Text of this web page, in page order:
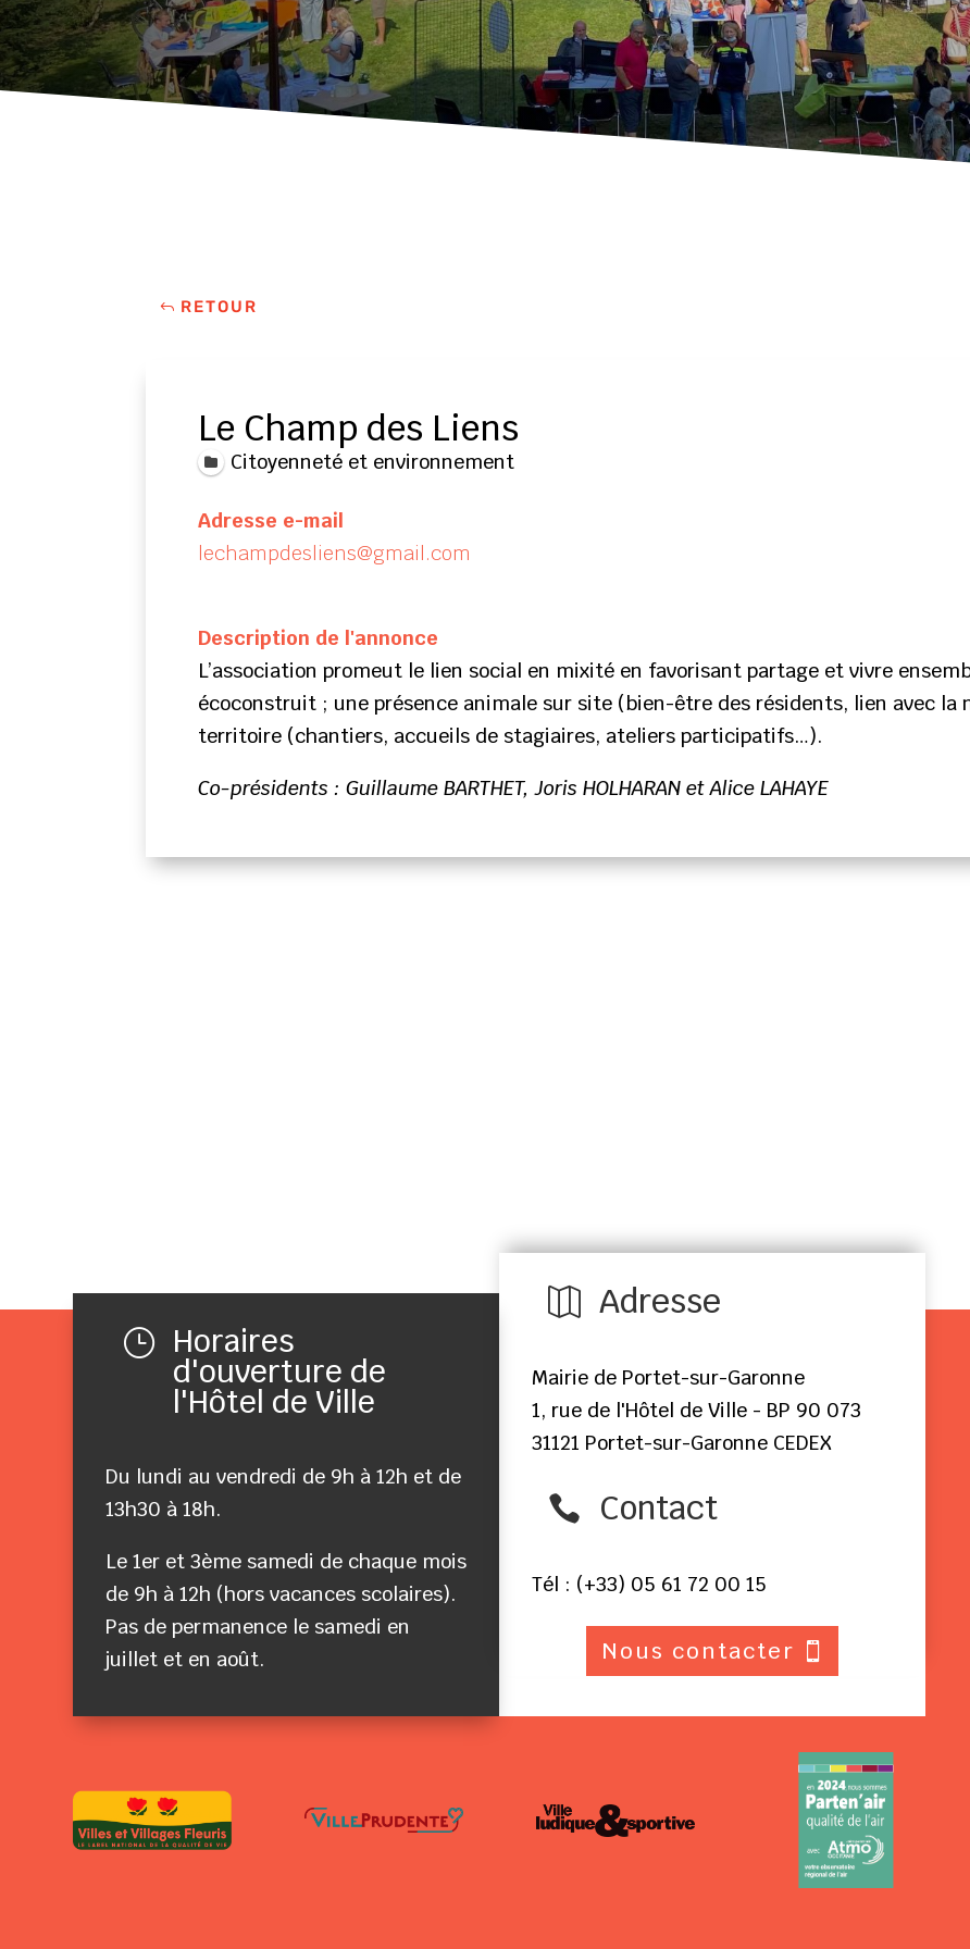
RETOUR
Le Champ des Liens
Citoyenneté et environnement
Adresse e-mail
lechampdesliens@gmail.com
Description de l'annonce
L’association promeut le lien social en mixité en favorisant partage et vivre
écoconstruit ; une présence animale sur site (bien-être des résidents, lien avec la
territoire (chantiers, accueils de stagiaires, ateliers participatifs…).
Co-présidents : Guillaume BARTHET, Joris HOLHARAN et Alice LAHAYE
} Horaires
d'ouverture de
l'Hôtel de Ville
Du lundi au vendredi de 9h à 12h et de
13h30 à 18h.
Le 1er et 3ème samedi de chaque mois
de 9h à 12h (hors vacances scolaires).
Pas de permanence le samedi en
juillet et en août.
 Adresse
Mairie de Portet-sur-Garonne
1, rue de l'Hôtel de Ville - BP 90 073
31121 Portet-sur-Garonne CEDEX
 Contact
Tél : (+33) 05 61 72 00 15
Nous contacter